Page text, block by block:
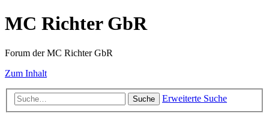
MC Richter GbR
Forum der MC Richter GbR
Zum Inhalt
Suche Erweiterte Suche